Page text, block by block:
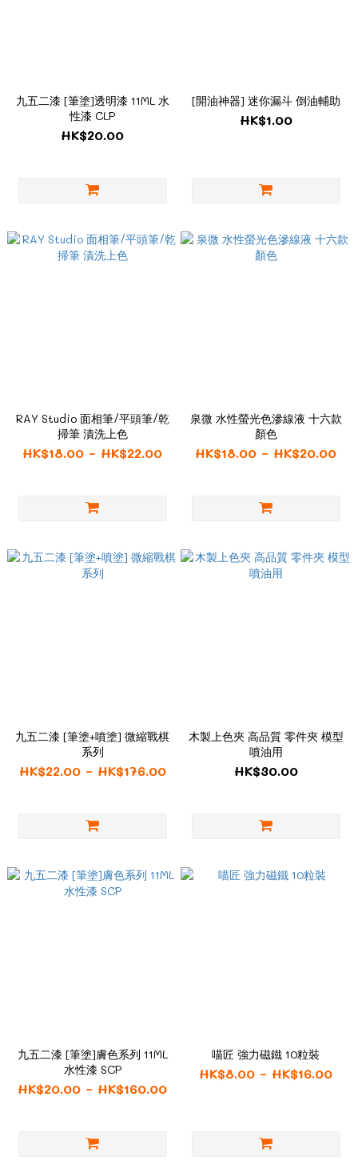
九五二漆 [筆塗]透明漆 11ML 水
性漆 CLP
HK$20.00
[開油神器] 迷你漏斗 倒油輔助
HK$1.00
RAY Studio 面相筆/平頭筆/乾
掃筆 漬洗上色
HK$18.00 ~ HK$22.00
泉微 水性螢光色滲線液 十六款
顏色
HK$18.00 ~ HK$20.00
九五二漆 [筆塗+噴塗] 微縮戰棋
系列
HK$22.00 ~ HK$176.00
木製上色夾 高品質 零件夾 模型
噴油用
HK$30.00
九五二漆 [筆塗]膚色系列 11ML
水性漆 SCP
HK$20.00 ~ HK$160.00
喵匠 強力磁鐵 10粒裝
HK$8.00 ~ HK$16.00